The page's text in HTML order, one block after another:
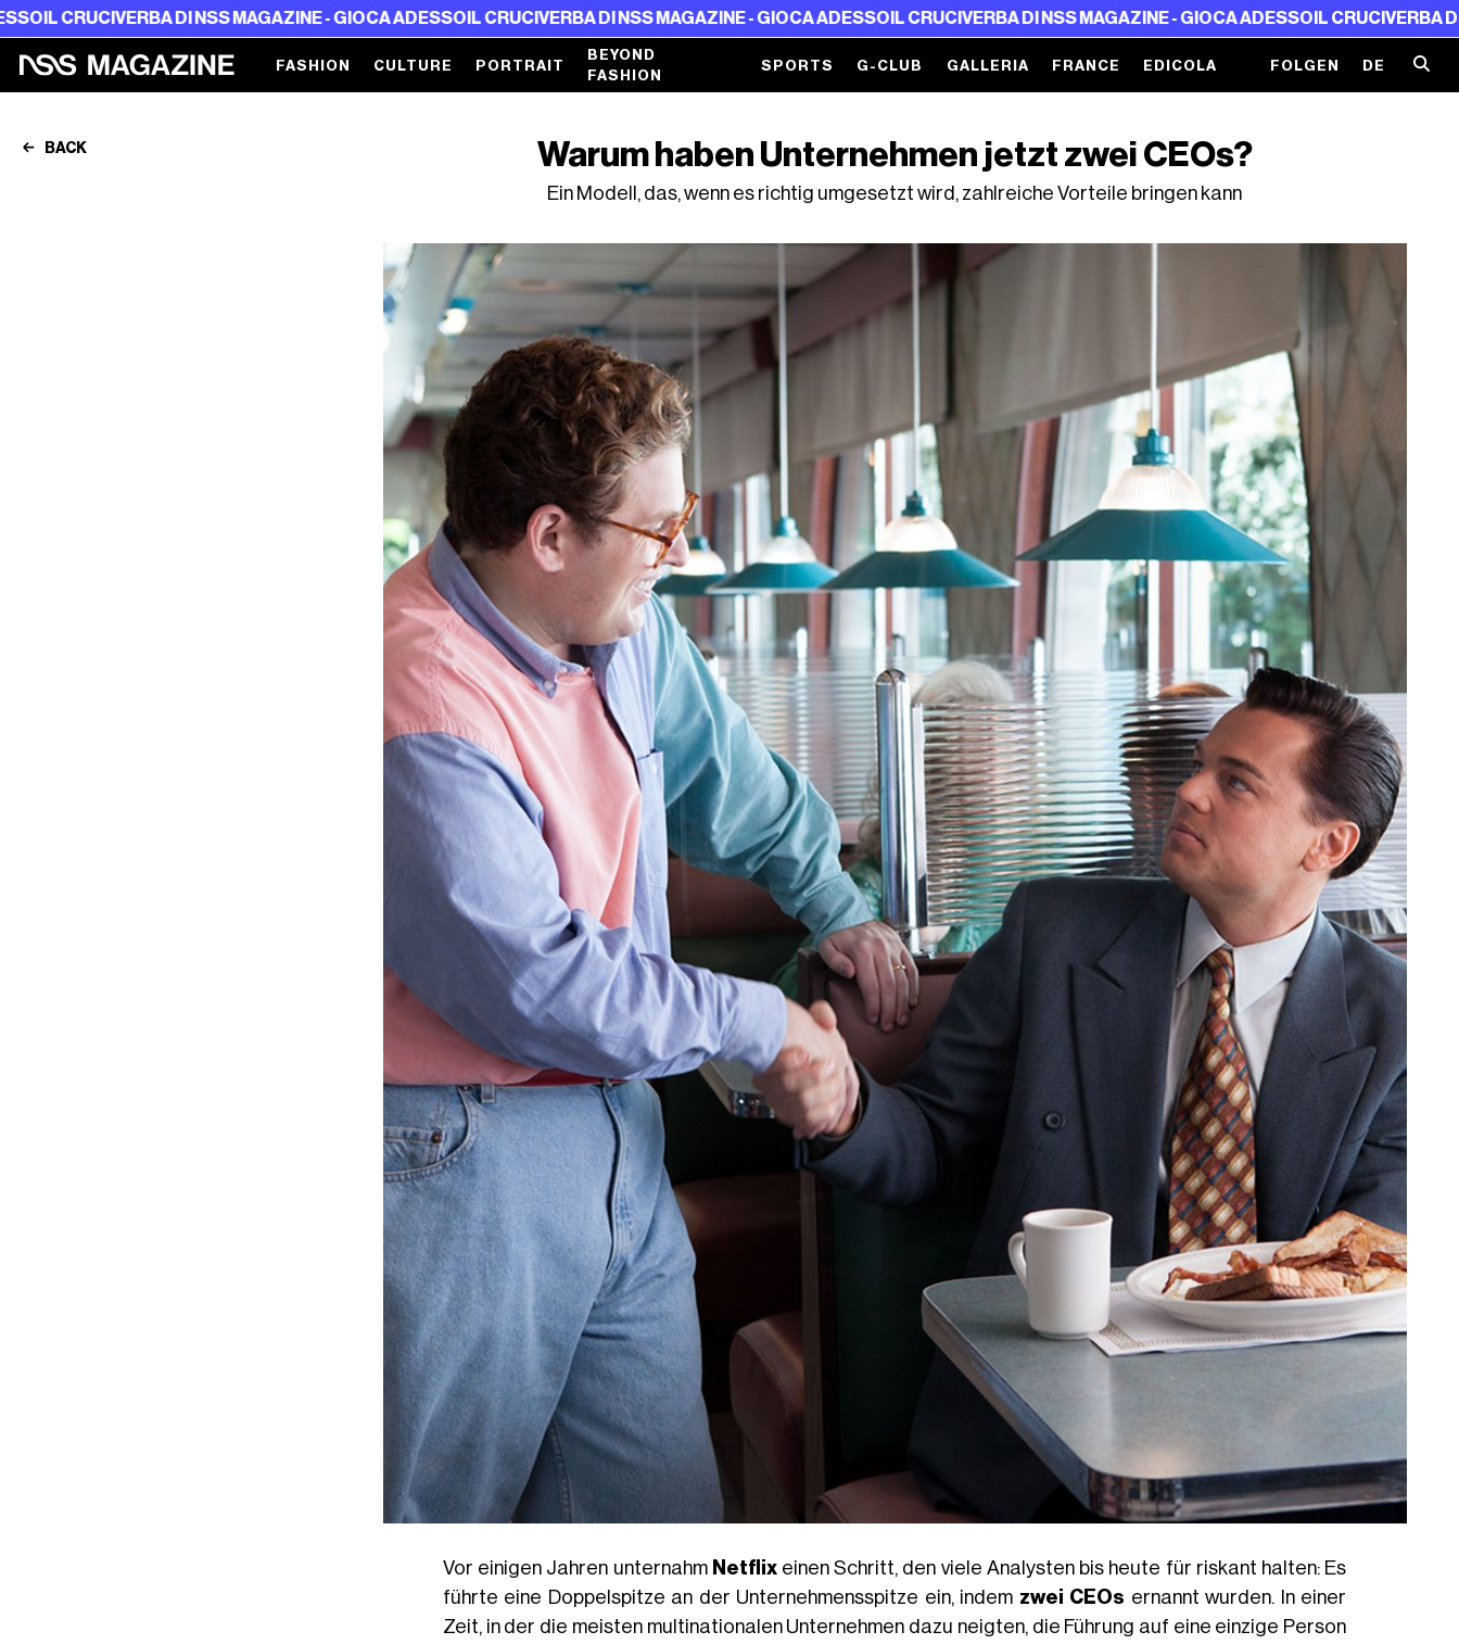
DI NSS MAGAZINE - GIOCA ADESSOIL CRUCIVERBA DI NSS MAGAZINE - GIOCA ADESSOIL CRUCIVERBA DI NSS MAGAZINE - GIOCA ADESSOIL CRUCIVERBA DI NSS
FASHION CULTURE PORTRAIT
BEYOND
FASHION
SPORTS G-CLUB GALLERIA FRANCE EDICOLA FOLGEN DE
BACK Warum haben Unternehmen jetzt zwei CEOs?
Ein Modell, das, wenn es richtig umgesetzt wird, zahlreiche Vorteile bringen kann
Vor einigen Jahren unternahm Netflixeinen Schritt, den viele Analysten bis heute für riskant halten: Es
führte eine Doppelspitze an der Unternehmensspitze ein, indem zwei CEOs ernannt wurden. In einer
Zeit, in der die meisten multinationalen Unternehmen dazu neigten, die Führung auf eine einzige Person